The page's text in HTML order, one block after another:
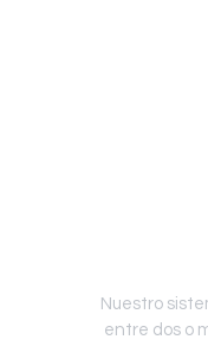
Nuestro
entre dos o